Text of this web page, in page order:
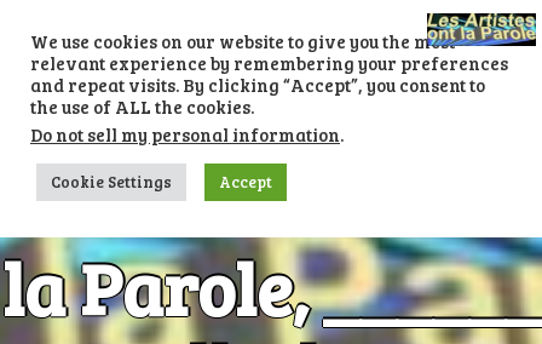
content
Les Artistes ont
la Parole, ______
We use cookies on our website to give you the most
relevant experience by remembering your preferences
and repeat visits. By clicking “Accept”, you consent to
the use of ALL the cookies.
Do not sell my personal information.
Cookie Settings Accept